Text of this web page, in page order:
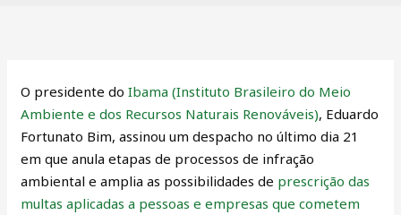
O presidente doIbama (Instituto Brasileiro do Meio
Ambiente e dos Recursos Naturais Renováveis), Eduardo
Fortunato Bim, assinou um despacho no último dia 21
em que anula etapas de processos de infração
ambiental e amplia as possibilidades de prescrição das
multas aplicadas a pessoas e empresas que cometem